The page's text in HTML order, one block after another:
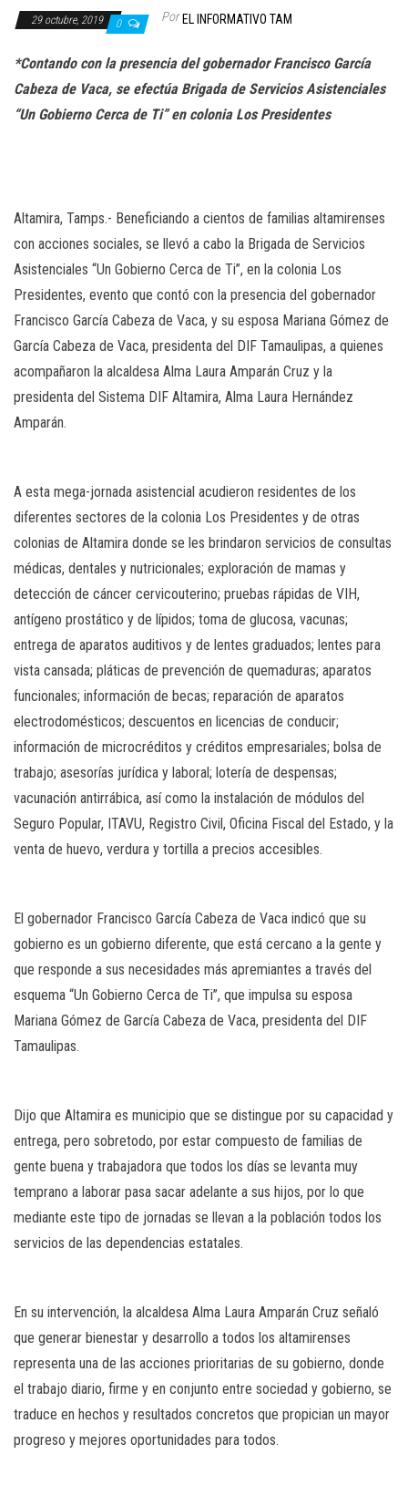
29 octubre, 2019 0 Por EL INFORMATIVO TAM
*Contando con la presencia del gobernador Francisco García
Cabeza de Vaca, se efectúa Brigada de Servicios Asistenciales
“Un Gobierno Cerca de Ti” en colonia Los Presidentes
Altamira, Tamps.- Beneficiando a cientos de familias altamirenses
con acciones sociales, se llevó a cabo la Brigada de Servicios
Asistenciales “Un Gobierno Cerca de Ti”, en la colonia Los
Presidentes, evento que contó con la presencia del gobernador
Francisco García Cabeza de Vaca, y su esposa Mariana Gómez de
García Cabeza de Vaca, presidenta del DIF Tamaulipas, a quienes
acompañaron la alcaldesa Alma Laura Amparán Cruz y la
presidenta del Sistema DIF Altamira, Alma Laura Hernández
Amparán.
A esta mega-jornada asistencial acudieron residentes de los
diferentes sectores de la colonia Los Presidentes y de otras
colonias de Altamira donde se les brindaron servicios de consultas
médicas, dentales y nutricionales; exploración de mamas y
detección de cáncer cervicouterino; pruebas rápidas de VIH,
antígeno prostático y de lípidos; toma de glucosa, vacunas;
entrega de aparatos auditivos y de lentes graduados; lentes para
vista cansada; pláticas de prevención de quemaduras; aparatos
funcionales; información de becas; reparación de aparatos
electrodomésticos; descuentos en licencias de conducir;
información de microcréditos y créditos empresariales; bolsa de
trabajo; asesorías jurídica y laboral; lotería de despensas;
vacunación antirrábica, así como la instalación de módulos del
Seguro Popular, ITAVU, Registro Civil, Oficina Fiscal del Estado, y la
venta de huevo, verdura y tortilla a precios accesibles.
El gobernador Francisco García Cabeza de Vaca indicó que su
gobierno es un gobierno diferente, que está cercano a la gente y
que responde a sus necesidades más apremiantes a través del
esquema “Un Gobierno Cerca de Ti’’, que impulsa su esposa
Mariana Gómez de García Cabeza de Vaca, presidenta del DIF
Tamaulipas.
Dijo que Altamira es municipio que se distingue por su capacidad y
entrega, pero sobretodo, por estar compuesto de familias de
gente buena y trabajadora que todos los días se levanta muy
temprano a laborar pasa sacar adelante a sus hijos, por lo que
mediante este tipo de jornadas se llevan a la población todos los
servicios de las dependencias estatales.
En su intervención, la alcaldesa Alma Laura Amparán Cruz señaló
que generar bienestar y desarrollo a todos los altamirenses
representa una de las acciones prioritarias de su gobierno, donde
el trabajo diario, firme y en conjunto entre sociedad y gobierno, se
traduce en hechos y resultados concretos que propician un mayor
progreso y mejores oportunidades para todos.